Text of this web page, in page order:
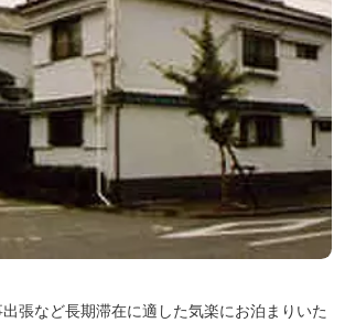
張など長期滞在に適した気楽にお泊まりいた